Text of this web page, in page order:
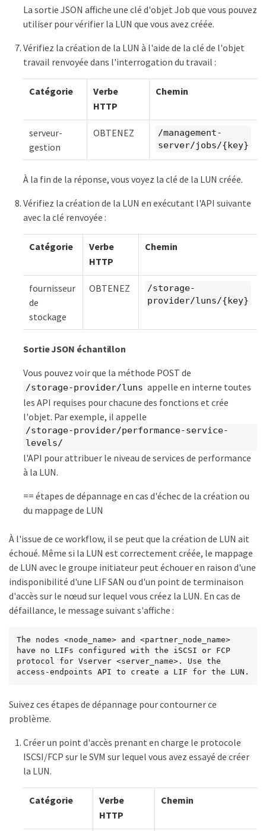
La sortie JSON affiche une clé d'objet Job que vous pouvez
utiliser pour vérifier la LUN que vous avez créée.
Vérifiez la création de la LUN à l'aide de la clé de l'objet
travail renvoyée dans l'interrogation du travail :
Catégorie
Verbe
HTTP
Chemin
serveur-
gestion
OBTENEZ
/management-
server/jobs/{key}
À la fin de la réponse, vous voyez la clé de la LUN créée.
Vérifiez la création de la LUN en exécutant l'API suivante
avec la clé renvoyée :
Catégorie
Verbe
HTTP
Chemin
fournisseur
de
stockage
OBTENEZ
/storage-
provider/luns/{key}
Sortie JSON échantillon
Vous pouvez voir que la méthode POST de
/storage-provider/luns appelle en interne toutes
les API requises pour chacune des fonctions et crée
l'objet. Par exemple, il appelle
/storage-provider/performance-service-
levels/
l'API pour attribuer le niveau de services de performance
à la LUN.
== étapes de dépannage en cas d'échec de la création ou
du mappage de LUN
À l'issue de ce workflow, il se peut que la création de LUN ait
échoué. Même si la LUN est correctement créée, le mappage
de LUN avec le groupe initiateur peut échouer en raison d'une
indisponibilité d'une LIF SAN ou d'un point de terminaison
d'accès sur le nœud sur lequel vous créez la LUN. En cas de
défaillance, le message suivant s'affiche :
The nodes <node_name> and <partner_node_name>
have no LIFs configured with the iSCSI or FCP
protocol for Vserver <server_name>. Use the
access-endpoints API to create a LIF for the LUN.
Suivez ces étapes de dépannage pour contourner ce
problème.
Créer un point d'accès prenant en charge le protocole
ISCSI/FCP sur le SVM sur lequel vous avez essayé de créer
la LUN.
Catégorie
Verbe
HTTP
Chemin